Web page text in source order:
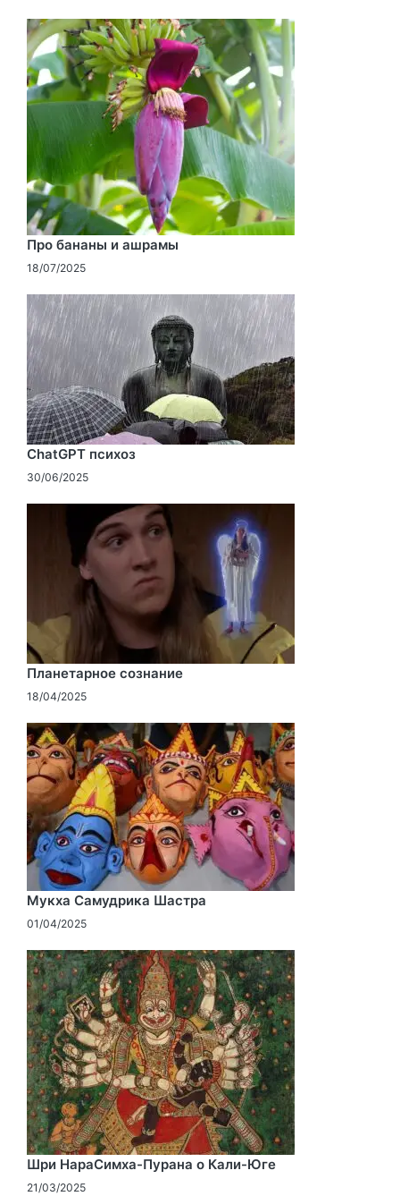
Про бананы и ашрамы
18/07/2025
ChatGPT психоз
30/06/2025
Планетарное сознание
18/04/2025
Мукха Самудрика Шастра
01/04/2025
Шри НараСимха-Пурана о Кали-Юге
21/03/2025